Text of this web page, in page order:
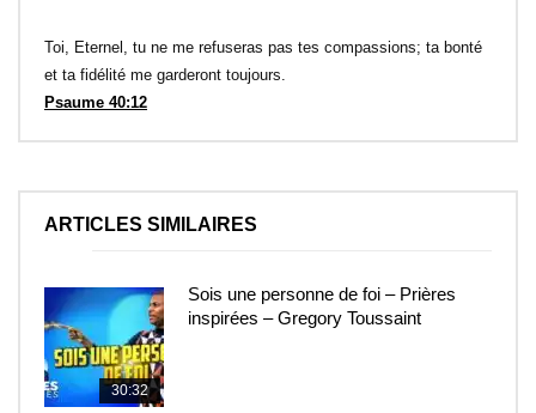
Toi, Eternel, tu ne me refuseras pas tes compassions; ta bonté
et ta fidélité me garderont toujours.
Psaume 40:12
ARTICLES SIMILAIRES
30:32
Sois une personne de foi – Prières
inspirées – Gregory Toussaint